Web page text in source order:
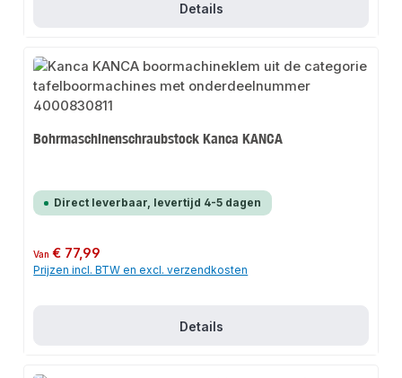
Details
Bohrmaschinenschraubstock Kanca KANCA
Direct leverbaar, levertijd 4-5 dagen
Normale prijs:
Van€ 77,99
Prijzen incl. BTW en excl. verzendkosten
Details